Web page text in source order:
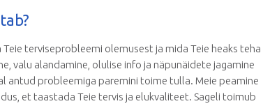
terviseprobleemi olemusest ja mida Teie heaks teha
valu alandamine, olulise info ja näpunäidete jagamine
antud probleemiga paremini toime tulla. Meie peamine
et taastada Teie tervis ja elukvaliteet. Sageli toimub